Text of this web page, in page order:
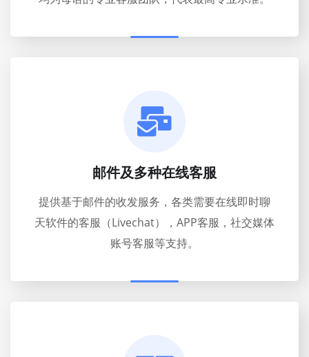
邮件及多种在线客服
提供基于邮件的收发服务，各类需要在线即时聊
天软件的客服（Livechat），APP客服，社交媒体
账号客服等支持。